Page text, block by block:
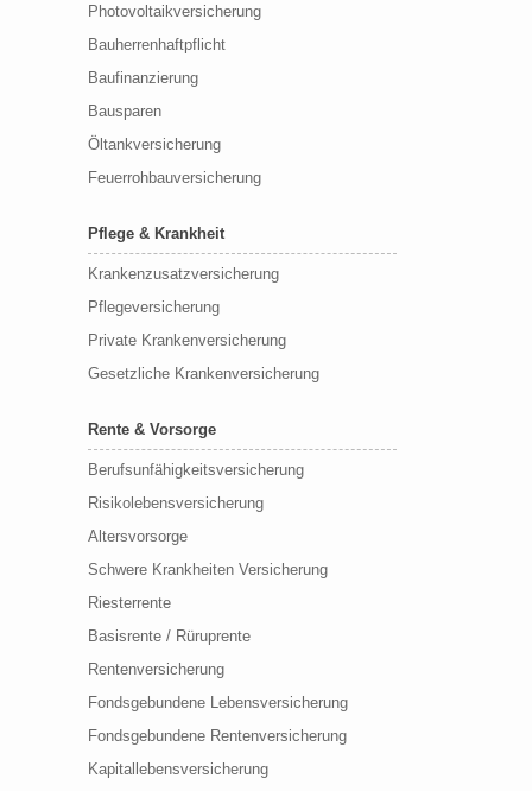
Photovoltaikversicherung
Bauherrenhaftpflicht
Baufinanzierung
Bausparen
Öltankversicherung
Feuerrohbauversicherung
Pflege & Krankheit
Krankenzusatzversicherung
Pflegeversicherung
Private Krankenversicherung
Gesetzliche Krankenversicherung
Rente & Vorsorge
Berufs­unfähigkeitsversicherung
Risikolebensversicherung
Altersvorsorge
Schwere Krankheiten Versicherung
Riesterrente
Basisrente / Rüruprente
Rentenversicherung
Fondsgebundene Lebensversicherung
Fondsgebundene Rentenversicherung
Kapitallebensversicherung